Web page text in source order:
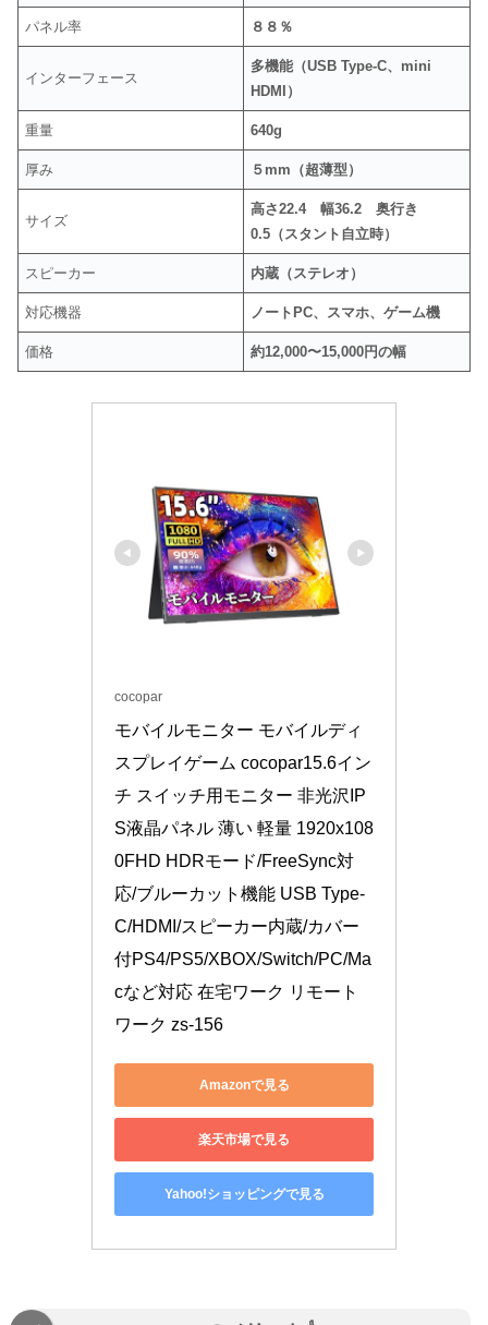
パネル率 ８８％
インターフェース
多機能（USB Type-C、mini
HDMI）
重量 640g
厚み ５mm（超薄型）
サイズ
高さ22.4 幅36.2 奥行き
0.5（スタント自立時）
スピーカー 内蔵（ステレオ）
対応機器 ノートPC、スマホ、ゲーム機
価格 約12,000〜15,000円の幅
cocopar
モバイルモニター モバイルディ
スプレイゲーム cocopar15.6イン
チ スイッチ用モニター 非光沢IP
S液晶パネル 薄い 軽量 1920x108
0FHD HDRモード/FreeSync対
応/ブルーカット機能 USB Type-
C/HDMI/スピーカー内蔵/カバー
付PS4/PS5/XBOX/Switch/PC/Ma
cなど対応 在宅ワーク リモート
ワーク zs-156
Amazonで見る
楽天市場で見る
Yahoo!ショッピングで見る